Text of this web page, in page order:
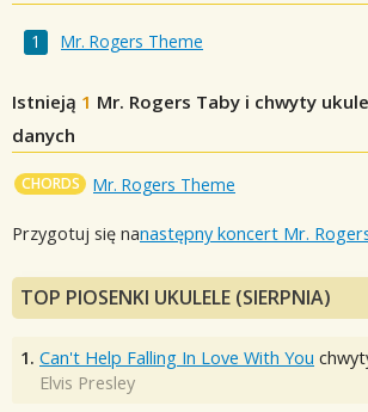
Mr. Rogers Theme
Istnieją 1 Mr. Rogers Taby i chwyty
danych
CHORDS Mr. Rogers Theme
Przygotuj się nanastępny koncert Mr.
TOP PIOSENKI UKULELE (SIERPNIA)
1. Can't Help Falling In Love With You
Elvis Presley